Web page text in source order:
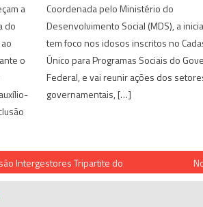
a
do
o
Coordenada pelo Ministério do
Desenvolvimento Social (MDS), a
tem foco nos idosos inscritos no
Único para Programas Sociais do
Federal, e vai reunir ações dos
governamentais, […]
Intergestores Tripartite do